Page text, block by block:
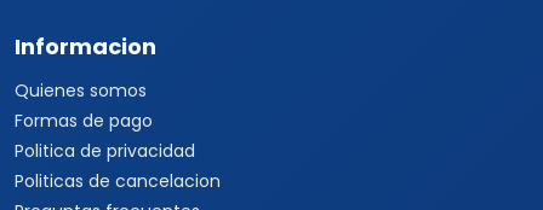
Informacion
Quienes somos
Formas de pago
Politica de privacidad
Politicas de cancelacion